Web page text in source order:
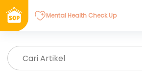
Mental Health Check Up